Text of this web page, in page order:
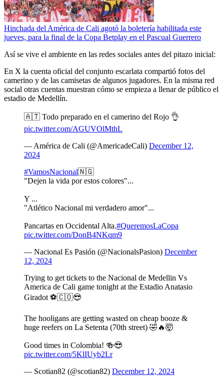
Hinchada del América de Cali agotó la boletería habilitada este
jueves, para la final de la Copa Betplay en el Pascual Guerrero
Así se vive el ambiente en las redes sociales antes del pitazo inicial:
En X la cuenta oficial del conjunto escarlata compartió fotos del
camerino y de las camisetas de algunos jugadores. En la misma red
social otras cuentas muestran cómo se empieza a llenar de público el
estadio de Medellín.
🇦🇹 Todo preparado en el camerino del Rojo 👌
pic.twitter.com/AGUVOlMthL
— América de Cali (@AmericadeCali) December 12,
2024
#VamosNacional🇳🇬
"Dejen la vida por estos colores"...
Y ...
"Atlético Nacional mi verdadero amor"...
Pancartas en Occidental Alta.#QueremosLaCopa
pic.twitter.com/DonB4NKqm9
— Nacional Es Pasión (@NacionalsPasion) December
12, 2024
Trying to get tickets to the Nacional de Medellin Vs
America de Cali game tonight at the Estadio Anatasio
Giradot ⚽️🇨🇴😎
The hooligans are getting wasted on cheap booze &
huge reefers on La Setenta (70th street) 🤣🔥🤯
Good times in Colombia! 🍻😎
pic.twitter.com/5KlIUyb2Lr
— Scotian82 (@scotian82) December 12, 2024